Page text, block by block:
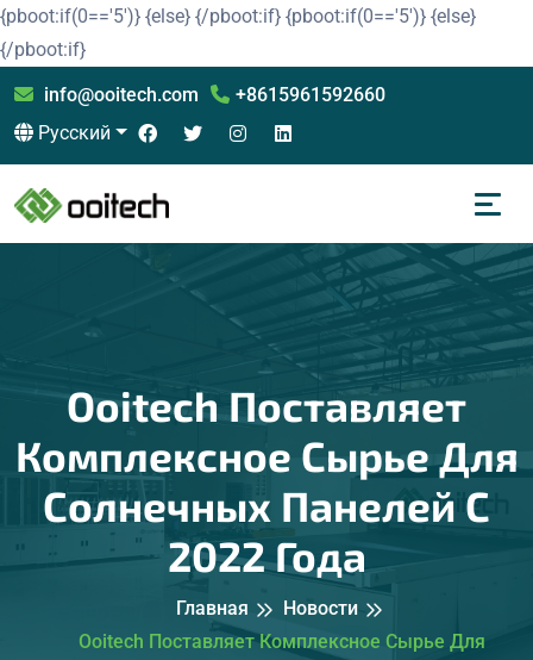
{pboot:if(0=='5')} {else} {/pboot:if} {pboot:if(0=='5')} {else}
{/pboot:if}
info@ooitech.com
+8615961592660
Русский
Ooitech Поставляет
Комплексное Сырье Для
Солнечных Панелей С
2022 Года
Главная
Новости
Ooitech Поставляет Комплексное Сырье Для